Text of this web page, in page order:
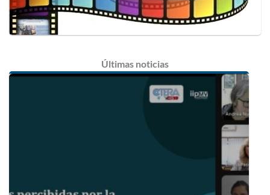
Últimas noticias